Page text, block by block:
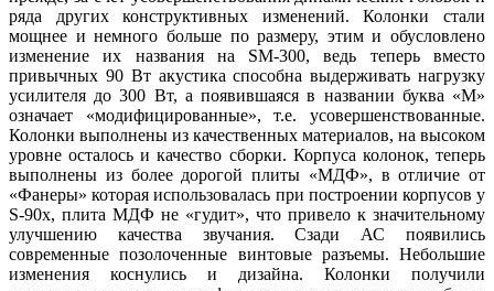
ряда других конструктивных изменений. Колонки стали
мощнее и немного больше по размеру, этим и обусловлено
изменение их названия на SM-300, ведь теперь вместо
привычных 90 Вт акустика способна выдерживать нагрузку
усилителя до 300 Вт, а появившаяся в названии буква «М»
означает «модифицированные», т.е. усовершенствованные.
Колонки выполнены из качественных материалов, на высоком
уровне осталось и качество сборки. Корпуса колонок, теперь
выполнены из более дорогой плиты «МДФ», в отличие от
«Фанеры» которая использовалась при построении корпусов у
S-90х, плита МДФ не «гудит», что привело к значительному
улучшению качества звучания. Сзади АС появились
современные позолоченные винтовые разъемы. Небольшие
изменения коснулись и дизайна. Колонки получили